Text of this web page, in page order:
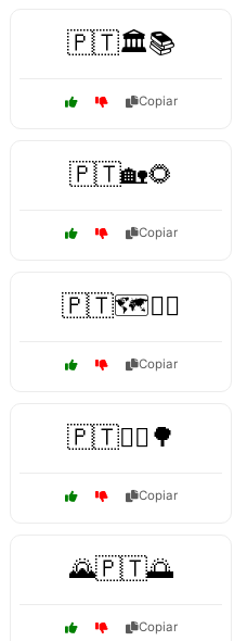
🇵🇹🏛️📚
Copiar
🇵🇹🏡🌻
Copiar
🇵🇹🗺️🚶‍♂️
Copiar
🇵🇹🚴‍♂️🌳
Copiar
🌄🇵🇹🌅
Copiar